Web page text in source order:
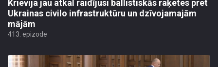
Krievija jau atkal raidījusi ballistiskās raķetes pret
Ukrainas civilo infrastruktūru un dzīvojamajām
mājām
413. epizode